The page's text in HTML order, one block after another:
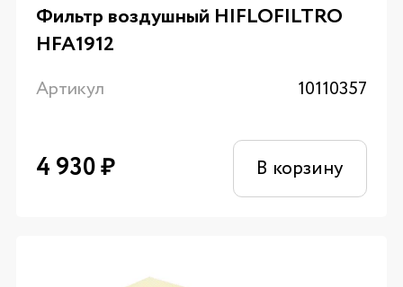
Фильтр воздушный HIFLOFILTRO
HFA1912
Артикул 10110357
4 930₽ В корзину